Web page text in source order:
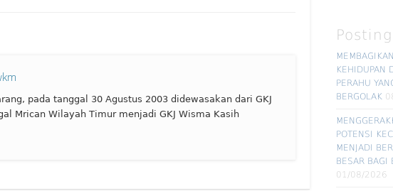
pada tanggal 30 Agustus 2003 didewasakan dari GKJ
Mrican Wilayah Timur menjadi GKJ Wisma Kasih
Posting
KEHIDUPAN
PERAHU
BERGOLAK
POTENSI
MENJADI
BESAR BAGI
01/08/2026